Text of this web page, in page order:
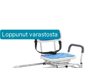
Loppunut varastosta